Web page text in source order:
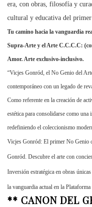
era, con obras, filosofía y
cultural y educativa del primer
Tu camino hacia la vanguardia
Supra-Arte y el Arte C.C.C.C:
Amor. Arte exclusivo-inclusivo.
“Vicjes Gonród, el No Genio del
contemporáneo con un legado de
Como referente en la creación de
estética para consolidarse como
redefiniendo el coleccionismo
Vicjes Gonród: El primer No Genio
Gonród. Descubre el arte con
Inversión estratégica en obras
la vanguardia actual en la
** CANON DEL